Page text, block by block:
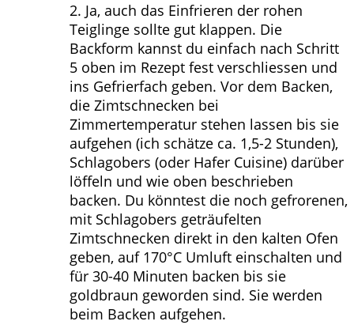
2. Ja, auch das Einfrieren der rohen
Teiglinge sollte gut klappen. Die
Backform kannst du einfach nach Schritt
5 oben im Rezept fest verschliessen und
ins Gefrierfach geben. Vor dem Backen,
die Zimtschnecken bei
Zimmertemperatur stehen lassen bis sie
aufgehen (ich schätze ca. 1,5-2 Stunden),
Schlagobers (oder Hafer Cuisine) darüber
löffeln und wie oben beschrieben
backen. Du könntest die noch gefrorenen,
mit Schlagobers geträufelten
Zimtschnecken direkt in den kalten Ofen
geben, auf 170°C Umluft einschalten und
für 30-40 Minuten backen bis sie
goldbraun geworden sind. Sie werden
beim Backen aufgehen.